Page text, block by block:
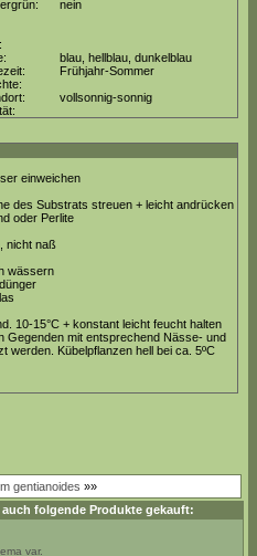
nein
blau, hellblau, dunkelblau
Frühjahr-Sommer
vollsonnig-sonnig
einweichen
des Substrats streuen + leicht andrücken
oder Perlite
nicht naß
wässern
10-15°C + konstant leicht feucht halten
Gegenden mit entsprechend Nässe- und
werden. Kübelpflanzen hell bei ca. 5ºC
gentianoides »»
folgende Produkte gekauft: